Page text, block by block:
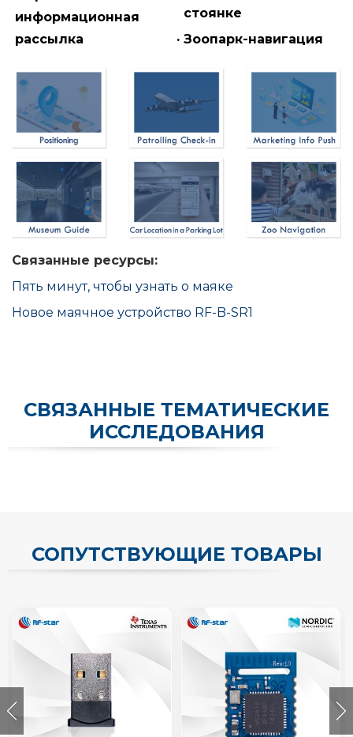
информационная
рассылка
стоянке
· Зоопарк-навигация
Связанные ресурсы:
Пять минут, чтобы узнать о маяке
Новое маячное устройство RF-B-SR1
СВЯЗАННЫЕ ТЕМАТИЧЕСКИЕ
ИССЛЕДОВАНИЯ
СОПУТСТВУЮЩИЕ ТОВАРЫ